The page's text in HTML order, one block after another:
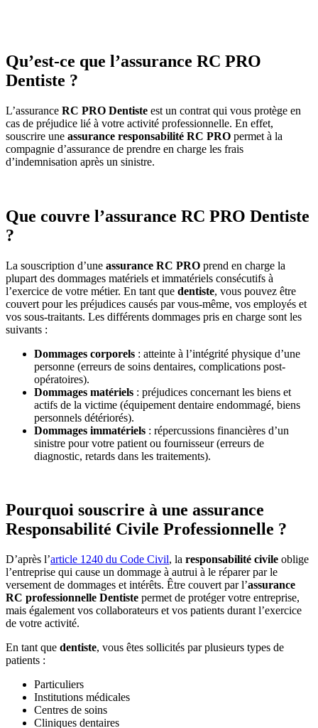
Qu’est-ce que l’assurance RC PRO
Dentiste ?
L’assurance RC PRO Dentiste est un contrat qui vous protège en
cas de préjudice lié à votre activité professionnelle. En effet,
souscrire une assurance responsabilité RC PRO permet à la
compagnie d’assurance de prendre en charge les frais
d’indemnisation après un sinistre.
Que couvre l’assurance RC PRO Dentiste
?
La souscription d’une assurance RC PRO prend en charge la
plupart des dommages matériels et immatériels consécutifs à
l’exercice de votre métier. En tant que dentiste, vous pouvez être
couvert pour les préjudices causés par vous-même, vos employés et
vos sous-traitants. Les différents dommages pris en charge sont les
suivants :
Dommages corporels : atteinte à l’intégrité physique d’une
personne (erreurs de soins dentaires, complications post-
opératoires).
Dommages matériels : préjudices concernant les biens et
actifs de la victime (équipement dentaire endommagé, biens
personnels détériorés).
Dommages immatériels : répercussions financières d’un
sinistre pour votre patient ou fournisseur (erreurs de
diagnostic, retards dans les traitements).
Pourquoi souscrire à une assurance
Responsabilité Civile Professionnelle ?
D’après l’article 1240 du Code Civil, la responsabilité civile oblige
l’entreprise qui cause un dommage à autrui à le réparer par le
versement de dommages et intérêts. Être couvert par l’assurance
RC professionnelle Dentiste permet de protéger votre entreprise,
mais également vos collaborateurs et vos patients durant l’exercice
de votre activité.
En tant que dentiste, vous êtes sollicités par plusieurs types de
patients :
Particuliers
Institutions médicales
Centres de soins
Cliniques dentaires